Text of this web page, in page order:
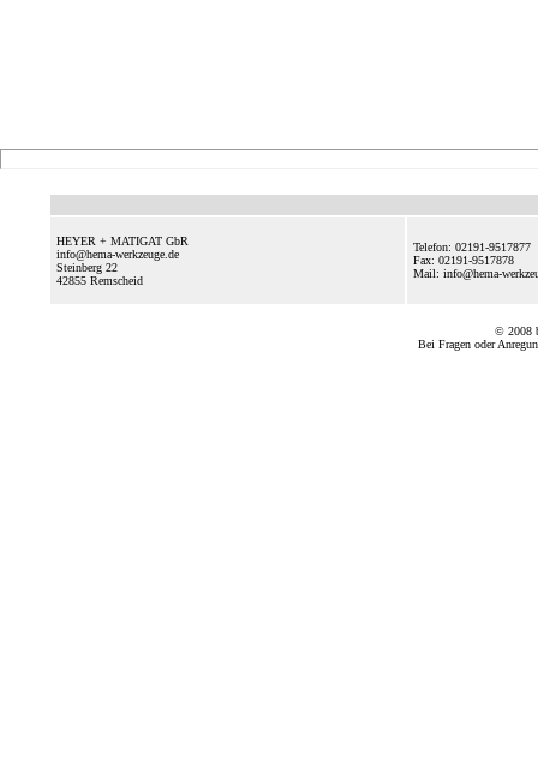
HEYER + MATIGAT GbR
info@hema-werkzeuge.de
Steinberg 22
42855 Remscheid
Telefon: 02191-9517877
Fax: 02191-9517878
Mail: info@hema-
© 2008
Bei Fragen oder